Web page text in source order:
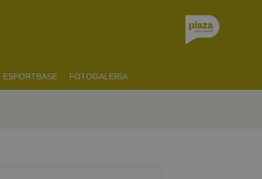
ESPORTBASE FOTOGALERÍA